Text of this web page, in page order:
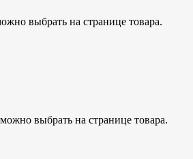
выбрать на странице товара.
выбрать на странице товара.